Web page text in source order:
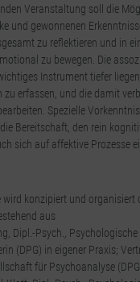
Veranstaltung soll die
und gewonnenen
zu reflektieren und in
zu bewegen. Die
Instrument tiefer
zu erfassen, und die damit
Spezielle
Bereitschaft, den rein
sich auf affektive Prozesse
wird konzipiert und organisiert
aus
Dipl.-Psych.,
(DPG) in eigener Praxis;
für Psychoanalyse